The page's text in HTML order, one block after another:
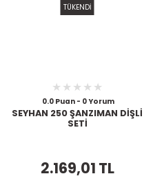
TÜKENDİ
0.0 Puan - 0 Yorum
SEYHAN 250 ŞANZIMAN DİŞLİ
SETİ
2.169,01 TL